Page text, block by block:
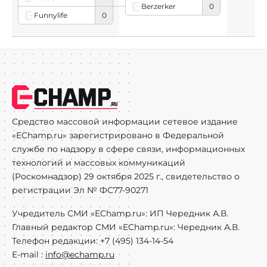
Funnylife
0
Berzerker
0
Средство массовой информации сетевое издание
«EChamp.ru» зарегистрировано в Федеральной
службе по надзору в сфере связи, информационных
технологий и массовых коммуникаций
(Роскомнадзор) 29 октября 2025 г., свидетельство о
регистрации Эл № ФС77-90271
Учредитель СМИ «EChamp.ru»: ИП Чередник А.В.
Главный редактор СМИ «EChamp.ru»: Чередник А.В.
Телефон редакции: +7 (495) 134-14-54
E-mail : info@echamp.ru